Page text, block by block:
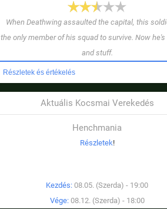
When Deathwing assaulted the capital, this
the only member of his squad to survive. Now
and stuff.
Részletek és értékelés
Aktuális Kocsmai Verekedés
Henchmania
Részletek!
Kezdés: 08.05. (Szerda) - 19:00
Vége: 08.12. (Szerda) - 18:00